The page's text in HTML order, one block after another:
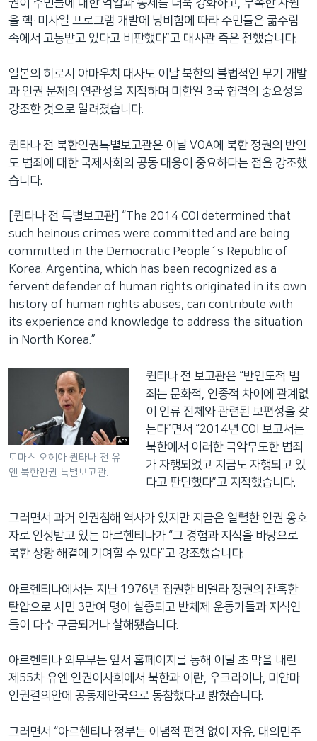
권이 주민들에 대한 억압과 통제를 더욱 강화하고, 부족한 자원
을 핵·미사일 프로그램 개발에 낭비함에 따라 주민들은 굶주림
속에서 고통받고 있다고 비판했다”고 대사관 측은 전했습니다.
일본의 히로시 야마우치 대사도 이날 북한의 불법적인 무기 개발
과 인권 문제의 연관성을 지적하며 미한일 3국 협력의 중요성을
강조한 것으로 알려졌습니다.
퀸타나 전 북한인권특별보고관은 이날 VOA에 북한 정권의 반인
도 범죄에 대한 국제사회의 공동 대응이 중요하다는 점을 강조했
습니다.
[퀸타나 전 특별보고관] “The 2014 COI determined that
such heinous crimes were committed and are being
committed in the Democratic People´s Republic of
Korea. Argentina, which has been recognized as a
fervent defender of human rights originated in its own
history of human rights abuses, can contribute with
its experience and knowledge to address the situation
in North Korea.”
토마스 오헤아 퀸타나 전 유
엔 북한인권 특별보고관.
퀸타나 전 보고관은 “반인도적 범
죄는 문화적, 인종적 차이에 관계없
이 인류 전체와 관련된 보편성을 갖
는다”면서 “2014년 COI 보고서는
북한에서 이러한 극악무도한 범죄
가 자행되었고 지금도 자행되고 있
다고 판단했다”고 지적했습니다.
그러면서 과거 인권침해 역사가 있지만 지금은 열렬한 인권 옹호
자로 인정받고 있는 아르헨티나가 “그 경험과 지식을 바탕으로
북한 상황 해결에 기여할 수 있다”고 강조했습니다.
아르헨티나에서는 지난 1976년 집권한 비델라 정권의 잔혹한
탄압으로 시민 3만여 명이 실종되고 반체제 운동가들과 지식인
들이 다수 구금되거나 살해됐습니다.
아르헨티나 외무부는 앞서 홈페이지를 통해 이달 초 막을 내린
제55차 유엔 인권이사회에서 북한과 이란, 우크라이나, 미얀마
인권결의안에 공동제안국으로 동참했다고 밝혔습니다.
그러면서 “아르헨티나 정부는 이념적 편견 없이 자유, 대의민주